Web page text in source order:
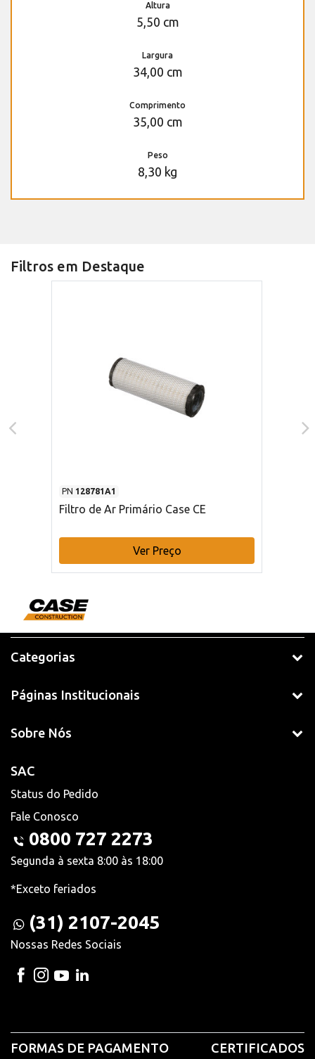
Altura
5,50 cm
Largura
34,00 cm
Comprimento
35,00 cm
Peso
8,30 kg
Filtros em Destaque
PN 128781A1
Filtro de Ar Primário Case CE
Ver Preço
Categorias
Páginas Institucionais
Sobre Nós
SAC
Status do Pedido
Fale Conosco
0800 727 2273
Segunda à sexta 8:00 às 18:00
*Exceto feriados
(31) 2107-2045
Nossas Redes Sociais
FORMAS DE PAGAMENTO CERTIFICADOS